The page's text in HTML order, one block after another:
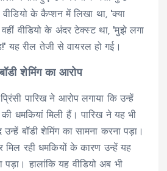
के कैप्शन में लिखा था, 'क्या
वीडियो के अंदर टेक्स्ट था, 'मुझे लगा
यह रील तेजी से वायरल हो गई।
शेमिंग का आरोप
पारिख ने आरोप लगाया कि उन्हें
धमकियां मिली हैं। पारिख ने यह भी
उन्हें बॉडी शेमिंग का सामना करना पड़ा।
मिल रही धमकियों के कारण उन्हें यह
हालांकि यह वीडियो अब भी